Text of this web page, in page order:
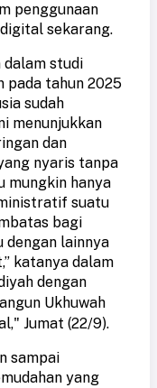
penggunaan
sekarang.
dalam studi
pada tahun 2025
sudah
menunjukkan
dan
nyaris tanpa
mungkin hanya
suatu
bagi
dengan lainnya
katanya dalam
dengan
Ukhuwah
," Jumat (22/9).
sampai
yang